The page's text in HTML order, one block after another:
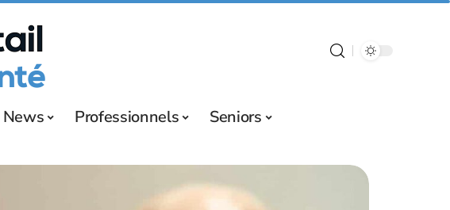
News Professionnels Seniors